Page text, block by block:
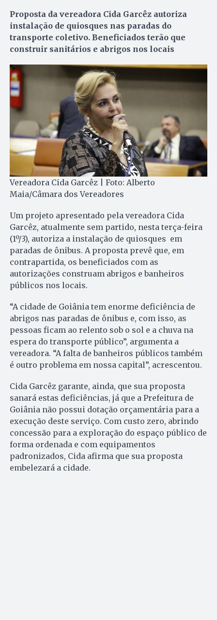
Proposta da vereadora Cida Garcêz autoriza
instalação de quiosques nas paradas do
transporte coletivo. Beneficiados terão que
construir sanitários e abrigos nos locais
Vereadora Cida Garcêz | Foto: Alberto
Maia/Câmara dos Vereadores
Um projeto apresentado pela vereadora Cida
Garcêz, atualmente sem partido, nesta terça-feira
(1º/3), autoriza a instalação de quiosques em
paradas de ônibus. A proposta prevê que, em
contrapartida, os beneficiados com as
autorizações construam abrigos e banheiros
públicos nos locais.
“A cidade de Goiânia tem enorme deficiência de
abrigos nas paradas de ônibus e, com isso, as
pessoas ficam ao relento sob o sol e a chuva na
espera do transporte público”, argumenta a
vereadora. “A falta de banheiros públicos também
é outro problema em nossa capital”, acrescentou.
Cida Garcêz garante, ainda, que sua proposta
sanará estas deficiências, já que a Prefeitura de
Goiânia não possui dotação orçamentária para a
execução deste serviço. Com custo zero, abrindo
concessão para a exploração do espaço público de
forma ordenada e com equipamentos
padronizados, Cida afirma que sua proposta
embelezará a cidade.